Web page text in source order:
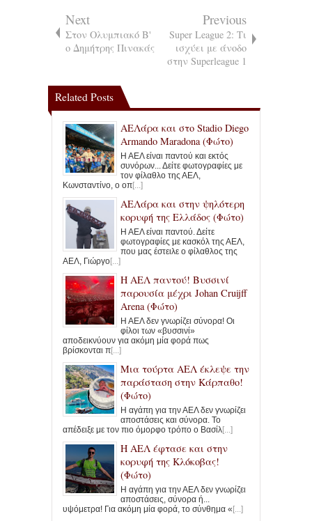
Next
Στον Ολυμπιακό Β'
ο Δημήτρης Πινακάς
Previous
Super League 2: Τι
ισχύει με άνοδο
στην Superleague 1
Related Posts
ΑΕΛάρα και στο Stadio Diego
Armando Maradona (Φώτο)
Η ΑΕΛ είναι παντού και εκτός
συνόρων... Δείτε φωτογραφίες με
τον φίλαθλο της ΑΕΛ,
Κωνσταντίνο, ο οπ[...]
ΑΕΛάρα και στην ψηλότερη
κορυφή της Ελλάδος (Φώτο)
Η ΑΕΛ είναι παντού. Δείτε
φωτογραφίες με κασκόλ της ΑΕΛ,
που μας έστειλε ο φίλαθλος της
ΑΕΛ, Γιώργο[...]
Η ΑΕΛ παντού! Βυσσινί
παρουσία μέχρι Johan Cruijff
Arena (Φώτο)
Η ΑΕΛ δεν γνωρίζει σύνορα! Οι
φίλοι των «βυσσινί»
αποδεικνύουν για ακόμη μία φορά πως
βρίσκονται π[...]
Μια τούρτα ΑΕΛ έκλεψε την
παράσταση στην Κάρπαθο!
(Φώτο)
Η αγάπη για την ΑΕΛ δεν γνωρίζει
αποστάσεις και σύνορα. Το
απέδειξε με τον πιο όμορφο τρόπο ο Βασίλ[...]
Η ΑΕΛ έφτασε και στην
κορυφή της Κλόκοβας!
(Φώτο)
Η αγάπη για την ΑΕΛ δεν γνωρίζει
αποστάσεις, σύνορα ή...
υψόμετρα! Για ακόμη μία φορά, το σύνθημα « [...]